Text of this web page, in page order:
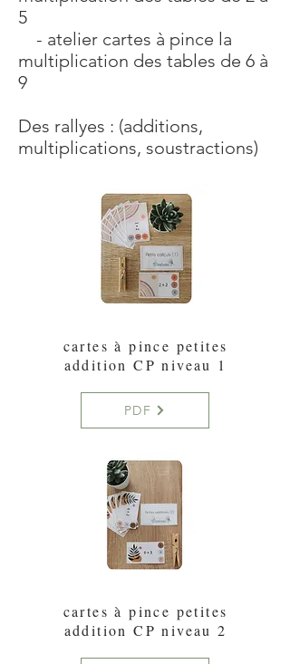
5
- atelier cartes à pince la
multiplication des tables de 6 à
9
Des rallyes : (additions,
multiplications, soustractions)
cartes à pince petites
addition CP niveau 1
PDF
cartes à pince petites
addition CP niveau 2